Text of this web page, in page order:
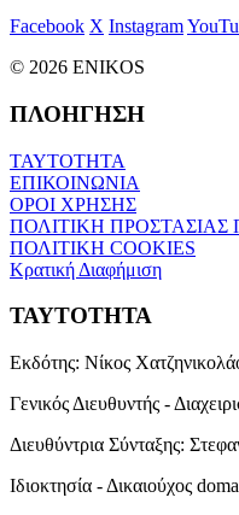
Facebook X Instagram
© 2026 ENIKOS
ΠΛΟΗΓΗΣΗ
ΤΑΥΤΟΤΗΤΑ
ΕΠΙΚΟΙΝΩΝΙΑ
ΟΡΟΙ ΧΡΗΣΗΣ
ΠΟΛΙΤΙΚΗ
ΠΟΛΙΤΙΚΗ COOKIES
Κρατική Διαφήμιση
ΤΑΥΤΟΤΗΤΑ
Εκδότης: Νίκος
Γενικός Διευθυντής -
Διευθύντρια Σύνταξης:
Ιδιοκτησία - Δικαιούχος